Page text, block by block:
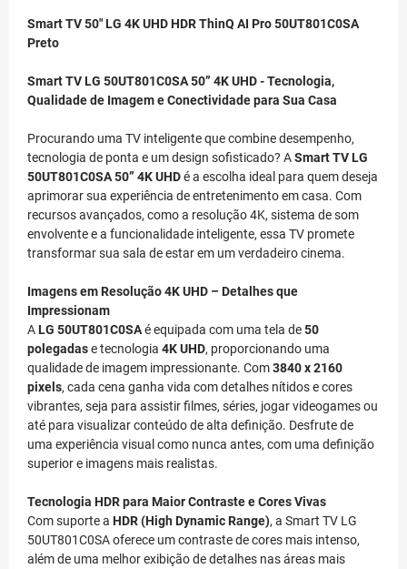
Smart TV 50" LG 4K UHD HDR ThinQ AI Pro 50UT801C0SA
Preto
Smart TV LG 50UT801C0SA 50” 4K UHD - Tecnologia,
Qualidade de Imagem e Conectividade para Sua Casa
Procurando uma TV inteligente que combine desempenho,
tecnologia de ponta e um design sofisticado? ASmart TV LG
50UT801C0SA 50” 4K UHDé a escolha ideal para quem deseja
aprimorar sua experiência de entretenimento em casa. Com
recursos avançados, como a resolução 4K, sistema de som
envolvente e a funcionalidade inteligente, essa TV promete
transformar sua sala de estar em um verdadeiro cinema.
Imagens em Resolução 4K UHD – Detalhes que
Impressionam
ALG 50UT801C0SAé equipada com uma tela de50
polegadase tecnologia 4K UHD, proporcionando uma
qualidade de imagem impressionante. Com3840 x 2160
pixels, cada cena ganha vida com detalhes nítidos e cores
vibrantes, seja para assistir filmes, séries, jogar videogames ou
até para visualizar conteúdo de alta definição. Desfrute de
uma experiência visual como nunca antes, com uma definição
superior e imagens mais realistas.
Tecnologia HDR para Maior Contraste e Cores Vivas
Com suporte a HDR (High Dynamic Range), a Smart TV LG
50UT801C0SA oferece um contraste de cores mais intenso,
além de uma melhor exibição de detalhes nas áreas mais